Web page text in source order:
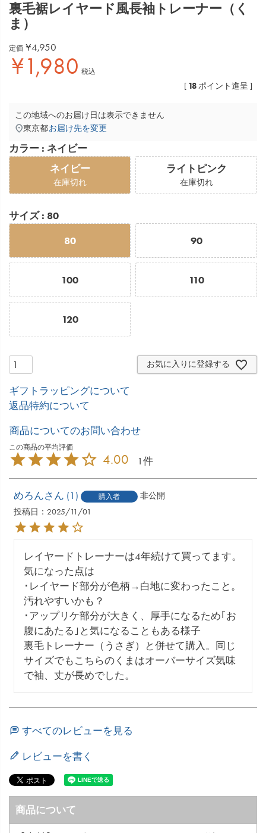
裏毛裾レイヤード風長袖トレーナー（く
ま）
定価 ¥4,950
¥1,980 税込
[ 18ポイント進呈 ]
この地域へのお届け日は表示できません
東京都お届け先を変更
カラー
ネイビー
ネイビー
在庫切れ
ライトピンク
在庫切れ
サイズ 80
80 90
100 110
120
お気に入りに登録する
ギフトラッピングについて
返品特約について
商品についてのお問い合わせ
4.00 1
めろん 1 購入者
非公開
投稿日
2025/11/01
レイヤードトレーナーは4年続けて買ってます。
気になった点は
･レイヤード部分が色柄→白地に変わったこと。
汚れやすいかも？
･アップリケ部分が大きく、厚手になるため｢お
腹にあたる｣と気になることもある様子
裏毛トレーナー（うさぎ）と併せて購入。同じ
サイズでもこちらのくまはオーバーサイズ気味
で袖、丈が長めでした。
すべてのレビューを見る
レビューを書く
商品について